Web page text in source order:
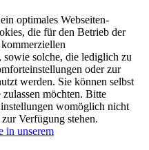
optimales Webseiten-
die für den Betrieb der
solche, die lediglich zu
oder zur
werden. Sie können selbst
möchten. Bitte
womöglich nicht
Verfügung stehen.
in unserem